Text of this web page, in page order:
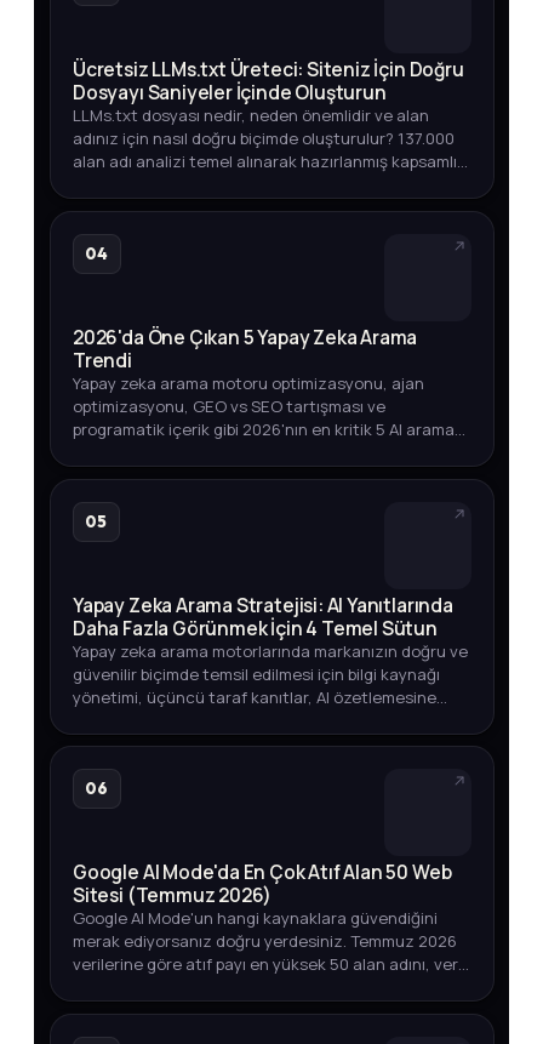
Ücretsiz LLMs.txt Üreteci: Siteniz İçin Doğru
Dosyayı Saniyeler İçinde Oluşturun
LLMs.txt dosyası nedir, neden önemlidir ve alan
adınız için nasıl doğru biçimde oluşturulur? 137.000
alan adı analizi temel alınarak hazırlanmış kapsamlı
04
2026'da Öne Çıkan 5 Yapay Zeka Arama
Trendi
Yapay zeka arama motoru optimizasyonu, ajan
optimizasyonu, GEO vs SEO tartışması ve
programatik içerik gibi 2026'nın en kritik 5 AI arama
05
Yapay Zeka Arama Stratejisi: AI Yanıtlarında
Daha Fazla Görünmek İçin 4 Temel Sütun
Yapay zeka arama motorlarında markanızın doğru ve
güvenilir biçimde temsil edilmesi için bilgi kaynağı
yönetimi, üçüncü taraf kanıtlar, AI özetlemesine
kapsamlı bir strate…
06
Google AI Mode'da En Çok Atıf Alan 50 Web
Sitesi (Temmuz 2026)
Google AI Mode'un hangi kaynaklara güvendiğini
merak ediyorsanız doğru yerdesiniz. Temmuz 2026
verilerine göre atıf payı en yüksek 50 alan adını, veri
yollarını keşfedin.